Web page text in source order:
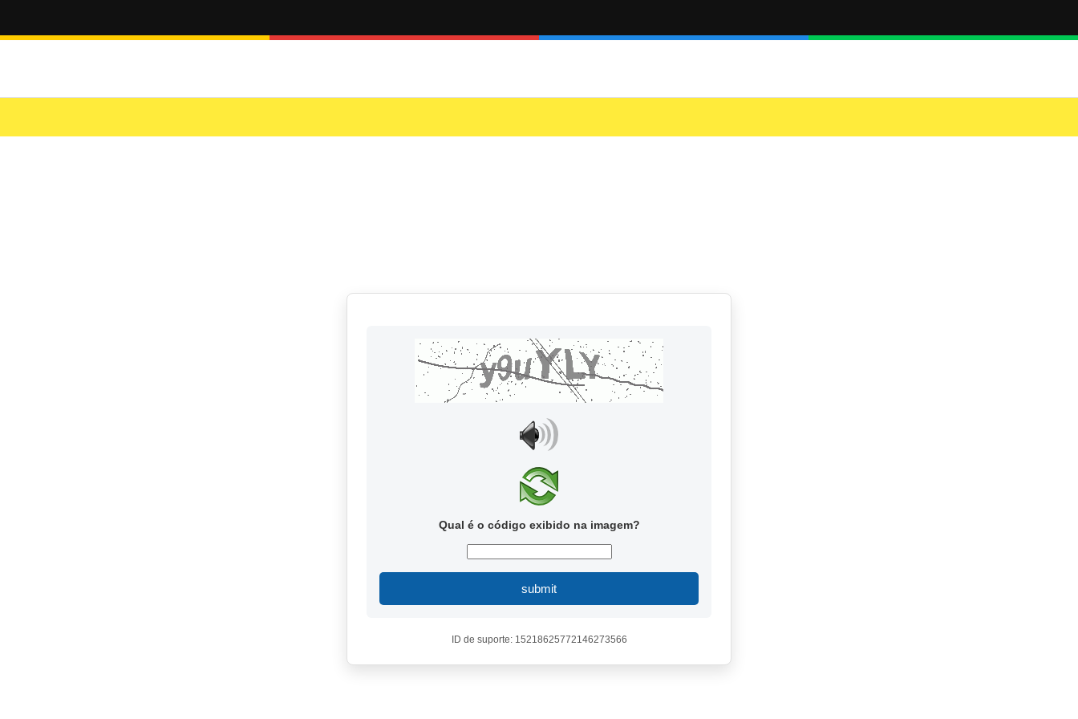
Qual é o código exibido na imagem?
submit
ID de suporte: 15218625772146273566